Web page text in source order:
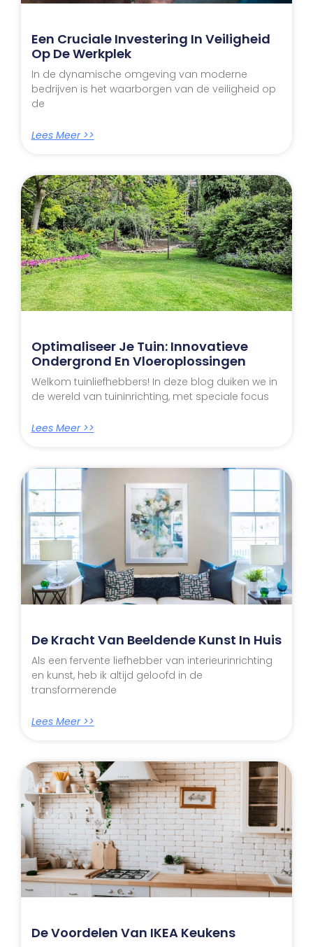
Een Cruciale Investering In Veiligheid
Op De Werkplek
In de dynamische omgeving van moderne
bedrijven is het waarborgen van de veiligheid op
de
Lees Meer >>
Optimaliseer Je Tuin: Innovatieve
Ondergrond En Vloeroplossingen
Welkom tuinliefhebbers! In deze blog duiken we in
de wereld van tuininrichting, met speciale focus
Lees Meer >>
De Kracht Van Beeldende Kunst In Huis
Als een fervente liefhebber van interieurinrichting
en kunst, heb ik altijd geloofd in de
transformerende
Lees Meer >>
De Voordelen Van IKEA Keukens